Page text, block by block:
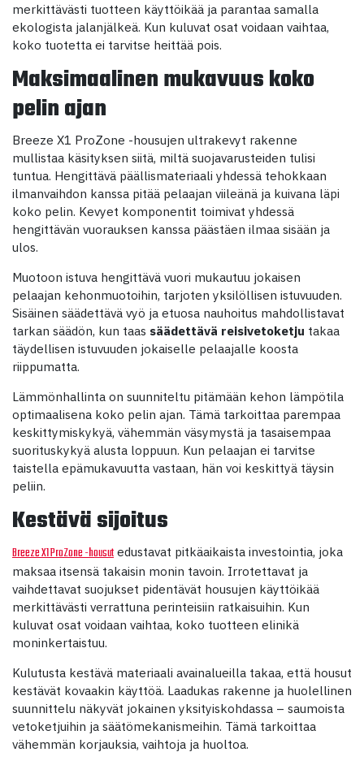
merkittävästi tuotteen käyttöikää ja parantaa samalla
ekologista jalanjälkeä. Kun kuluvat osat voidaan vaihtaa,
koko tuotetta ei tarvitse heittää pois.
Maksimaalinen mukavuus koko
pelin ajan
Breeze X1 ProZone -housujen ultrakevyt rakenne
mullistaa käsityksen siitä, miltä suojavarusteiden tulisi
tuntua. Hengittävä päällismateriaali yhdessä tehokkaan
ilmanvaihdon kanssa pitää pelaajan viileänä ja kuivana läpi
koko pelin. Kevyet komponentit toimivat yhdessä
hengittävän vuorauksen kanssa päästäen ilmaa sisään ja
ulos.
Muotoon istuva hengittävä vuori mukautuu jokaisen
pelaajan kehonmuotoihin, tarjoten yksilöllisen istuvuuden.
Sisäinen säädettävä vyö ja etuosa nauhoitus mahdollistavat
tarkan säädön, kun taas säädettävä reisivetoketju takaa
täydellisen istuvuuden jokaiselle pelaajalle koosta
riippumatta.
Lämmönhallinta on suunniteltu pitämään kehon lämpötila
optimaalisena koko pelin ajan. Tämä tarkoittaa parempaa
keskittymiskykyä, vähemmän väsymystä ja tasaisempaa
suorituskykyä alusta loppuun. Kun pelaajan ei tarvitse
taistella epämukavuutta vastaan, hän voi keskittyä täysin
peliin.
Kestävä sijoitus
Breeze X1 ProZone -housut edustavat pitkäaikaista investointia, joka
maksaa itsensä takaisin monin tavoin. Irrotettavat ja
vaihdettavat suojukset pidentävät housujen käyttöikää
merkittävästi verrattuna perinteisiin ratkaisuihin. Kun
kuluvat osat voidaan vaihtaa, koko tuotteen elinikä
moninkertaistuu.
Kulutusta kestävä materiaali avainalueilla takaa, että housut
kestävät kovaakin käyttöä. Laadukas rakenne ja huolellinen
suunnittelu näkyvät jokainen yksityiskohdassa – saumoista
vetoketjuihin ja säätömekanismeihin. Tämä tarkoittaa
vähemmän korjauksia, vaihtoja ja huoltoa.